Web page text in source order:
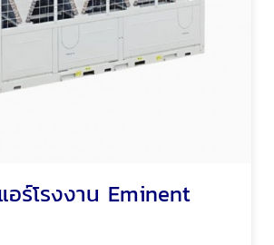
ร์โรงงาน Eminent